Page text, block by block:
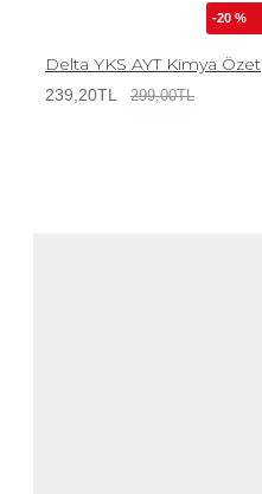
-20 %
Delta YKS AYT Kimya Özet
239,20TL 299,00TL